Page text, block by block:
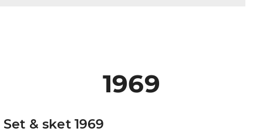
1969
Set & sket 1969